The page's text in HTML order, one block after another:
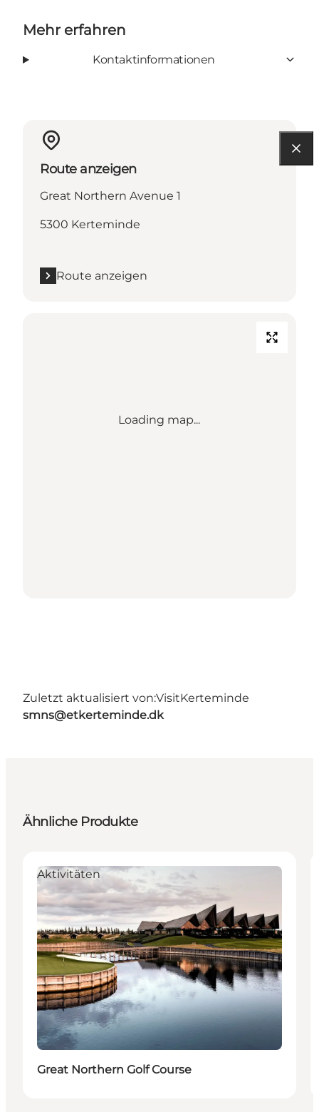
Mehr erfahren
Kontaktinformationen
Route anzeigen
Great Northern Avenue 1
5300 Kerteminde
Route anzeigen
Loading map...
Zuletzt aktualisiert von:VisitKerteminde
smns@etkerteminde.dk
Ähnliche Produkte
Aktivitäten
Great Northern Golf Course